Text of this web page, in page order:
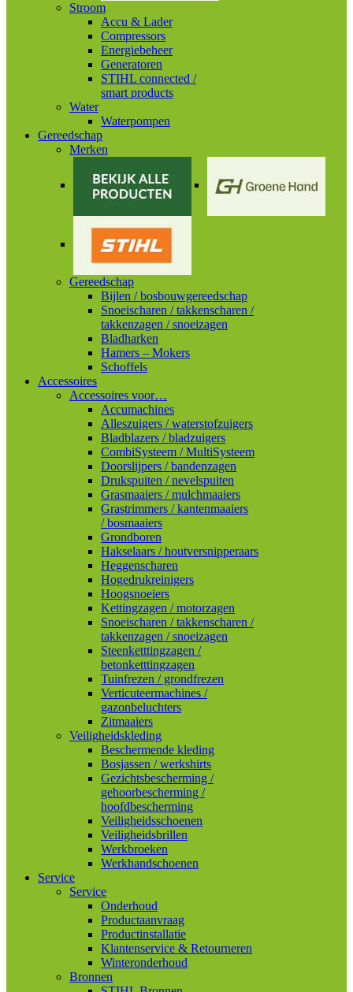
Stroom
Accu & Lader
Compressors
Energiebeheer
Generatoren
STIHL connected /
smart products
Water
Waterpompen
Gereedschap
Merken
Gereedschap
Bijlen / bosbouwgereedschap
Snoeischaren / takkenscharen /
takkenzagen / snoeizagen
Bladharken
Hamers – Mokers
Schoffels
Accessoires
Accessoires voor…
Accumachines
Alleszuigers / waterstofzuigers
Bladblazers / bladzuigers
CombiSysteem / MultiSysteem
Doorslijpers / bandenzagen
Drukspuiten / nevelspuiten
Grasmaaiers / mulchmaaiers
Grastrimmers / kantenmaaiers
/ bosmaaiers
Grondboren
Hakselaars / houtversnipperaars
Heggenscharen
Hogedrukreinigers
Hoogsnoeiers
Kettingzagen / motorzagen
Snoeischaren / takkenscharen /
takkenzagen / snoeizagen
Steenketttingzagen /
betonketttingzagen
Tuinfrezen / grondfrezen
Verticuteermachines /
gazonbeluchters
Zitmaaiers
Veiligheidskleding
Beschermende kleding
Bosjassen / werkshirts
Gezichtsbescherming /
gehoorbescherming /
hoofdbescherming
Veiligheidsschoenen
Veiligheidsbrillen
Werkbroeken
Werkhandschoenen
Service
Service
Onderhoud
Productaanvraag
Productinstallatie
Klantenservice & Retourneren
Winteronderhoud
Bronnen